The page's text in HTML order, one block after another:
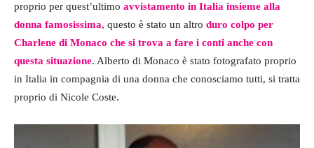
proprio per quest’ultimo avvistamento in Italia insieme alla
donna famosissima, questo è stato un altro duro colpo per
Charlene di Monaco che si trova a fare i conti anche con
questa situazione. Alberto di Monaco è stato fotografato proprio
in Italia in compagnia di una donna che conosciamo tutti, si tratta
proprio di Nicole Coste.